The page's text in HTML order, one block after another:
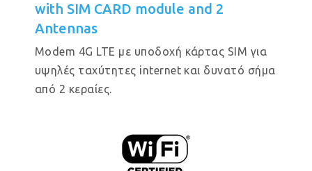
with SIM CARD module and 2
Antennas
Modem 4G LTE με υποδοχή κάρτας SIM για
υψηλές ταχύτητες internet και δυνατό σήμα
από 2 κεραίες.